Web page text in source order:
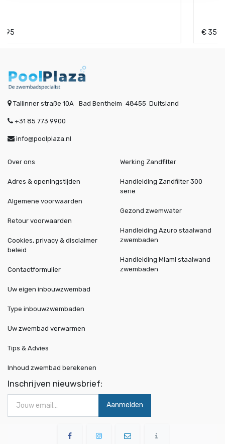
Tallinner straße 10A Bad Bentheim 48455 Duitsland
+31 85 773 9900
info@poolplaza.nl
Over ons
Adres & openingstijden
Algemene voorwaarden
Retour voorwaarden
Cookies, privacy & disclaimer
beleid
Contactformulier
Werking Zandfilter
Handleiding Zandfilter 300
serie
Gezond zwemwater
Handleiding Azuro staalwand
zwembaden
Handleiding Miami staalwand
zwembaden
Uw eigen inbouwzwembad
Type inbouwzwembaden
Uw zwembad verwarmen
Tips & Advies
Inhoud zwembad berekenen
Inschrijven nieuwsbrief:
Aanmelden